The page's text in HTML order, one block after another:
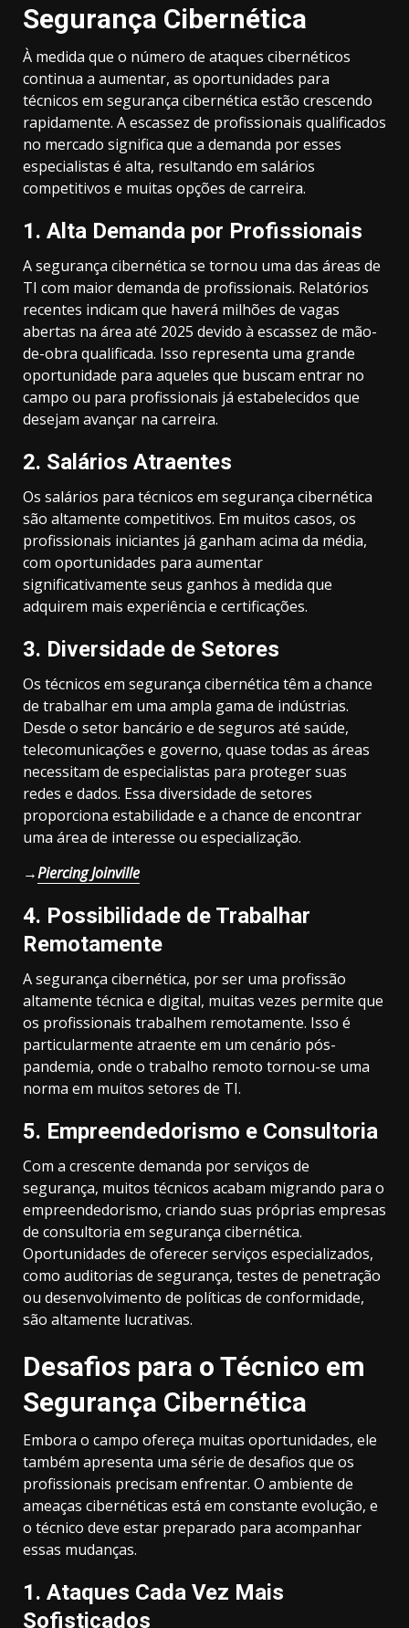
Segurança Cibernética
À medida que o número de ataques cibernéticos
continua a aumentar, as oportunidades para
técnicos em segurança cibernética estão crescendo
rapidamente. A escassez de profissionais qualificados
no mercado significa que a demanda por esses
especialistas é alta, resultando em salários
competitivos e muitas opções de carreira.
1. Alta Demanda por Profissionais
A segurança cibernética se tornou uma das áreas de
TI com maior demanda de profissionais. Relatórios
recentes indicam que haverá milhões de vagas
abertas na área até 2025 devido à escassez de mão-
de-obra qualificada. Isso representa uma grande
oportunidade para aqueles que buscam entrar no
campo ou para profissionais já estabelecidos que
desejam avançar na carreira.
2. Salários Atraentes
Os salários para técnicos em segurança cibernética
são altamente competitivos. Em muitos casos, os
profissionais iniciantes já ganham acima da média,
com oportunidades para aumentar
significativamente seus ganhos à medida que
adquirem mais experiência e certificações.
3. Diversidade de Setores
Os técnicos em segurança cibernética têm a chance
de trabalhar em uma ampla gama de indústrias.
Desde o setor bancário e de seguros até saúde,
telecomunicações e governo, quase todas as áreas
necessitam de especialistas para proteger suas
redes e dados. Essa diversidade de setores
proporciona estabilidade e a chance de encontrar
uma área de interesse ou especialização.
→Piercing Joinville
4. Possibilidade de Trabalhar
Remotamente
A segurança cibernética, por ser uma profissão
altamente técnica e digital, muitas vezes permite que
os profissionais trabalhem remotamente. Isso é
particularmente atraente em um cenário pós-
pandemia, onde o trabalho remoto tornou-se uma
norma em muitos setores de TI.
5. Empreendedorismo e Consultoria
Com a crescente demanda por serviços de
segurança, muitos técnicos acabam migrando para o
empreendedorismo, criando suas próprias empresas
de consultoria em segurança cibernética.
Oportunidades de oferecer serviços especializados,
como auditorias de segurança, testes de penetração
ou desenvolvimento de políticas de conformidade,
são altamente lucrativas.
Desafios para o Técnico em
Segurança Cibernética
Embora o campo ofereça muitas oportunidades, ele
também apresenta uma série de desafios que os
profissionais precisam enfrentar. O ambiente de
ameaças cibernéticas está em constante evolução, e
o técnico deve estar preparado para acompanhar
essas mudanças.
1. Ataques Cada Vez Mais
Sofisticados